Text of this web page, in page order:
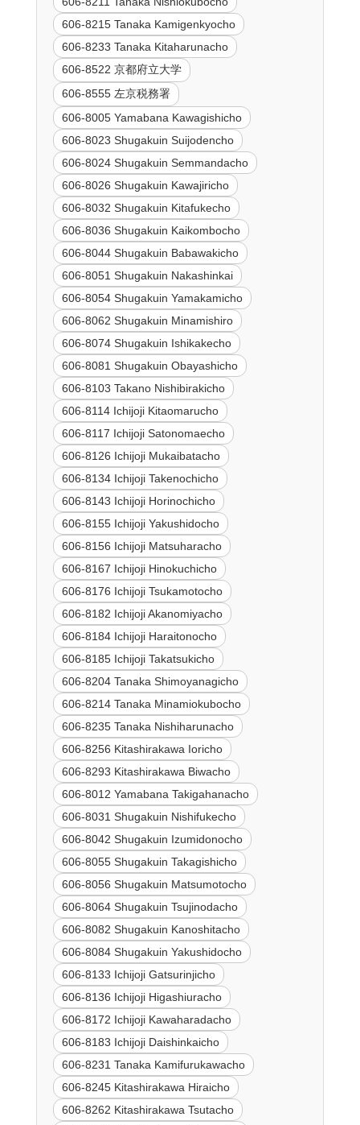
606-8215 Tanaka Kamigenkyocho
606-8233 Tanaka Kitaharunacho
606-8522 京都府立大学
606-8555 左京税務署
606-8005 Yamabana Kawagishicho
606-8023 Shugakuin Suijodencho
606-8024 Shugakuin Semmandacho
606-8026 Shugakuin Kawajiricho
606-8032 Shugakuin Kitafukecho
606-8036 Shugakuin Kaikombocho
606-8044 Shugakuin Babawakicho
606-8051 Shugakuin Nakashinkai
606-8054 Shugakuin Yamakamicho
606-8062 Shugakuin Minamishiro
606-8074 Shugakuin Ishikakecho
606-8081 Shugakuin Obayashicho
606-8103 Takano Nishibirakicho
606-8114 Ichijoji Kitaomarucho
606-8117 Ichijoji Satonomaecho
606-8126 Ichijoji Mukaibatacho
606-8134 Ichijoji Takenochicho
606-8143 Ichijoji Horinochicho
606-8155 Ichijoji Yakushidocho
606-8156 Ichijoji Matsuharacho
606-8167 Ichijoji Hinokuchicho
606-8176 Ichijoji Tsukamotocho
606-8182 Ichijoji Akanomiyacho
606-8184 Ichijoji Haraitonocho
606-8185 Ichijoji Takatsukicho
606-8204 Tanaka Shimoyanagicho
606-8214 Tanaka Minamiokubocho
606-8235 Tanaka Nishiharunacho
606-8256 Kitashirakawa Ioricho
606-8293 Kitashirakawa Biwacho
606-8012 Yamabana Takigahanacho
606-8031 Shugakuin Nishifukecho
606-8042 Shugakuin Izumidonocho
606-8055 Shugakuin Takagishicho
606-8056 Shugakuin Matsumotocho
606-8064 Shugakuin Tsujinodacho
606-8082 Shugakuin Kanoshitacho
606-8084 Shugakuin Yakushidocho
606-8133 Ichijoji Gatsurinjicho
606-8136 Ichijoji Higashiuracho
606-8172 Ichijoji Kawaharadacho
606-8183 Ichijoji Daishinkaicho
606-8231 Tanaka Kamifurukawacho
606-8245 Kitashirakawa Hiraicho
606-8262 Kitashirakawa Tsutacho